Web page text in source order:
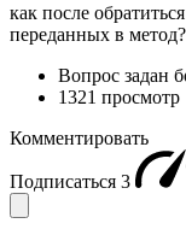
как после
переданных в метод?
Вопрос задан
1321 просмотр
Комментировать
Подписаться 3